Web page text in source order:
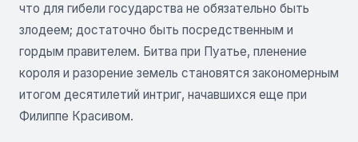
что для гибели государства не обязательно быть
злодеем; достаточно быть посредственным и
гордым правителем. Битва при Пуатье, пленение
короля и разорение земель становятся закономерным
итогом десятилетий интриг, начавшихся еще при
Филиппе Красивом.